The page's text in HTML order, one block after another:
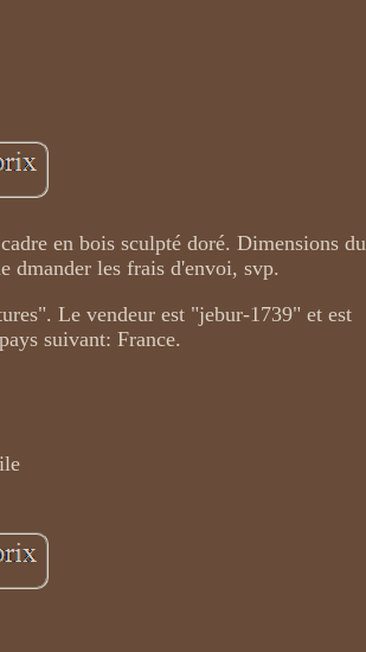
en bois sculpté doré. Dimensions du
dmander les frais d'envoi, svp.
Le vendeur est "jebur-1739" et est
suivant: France.